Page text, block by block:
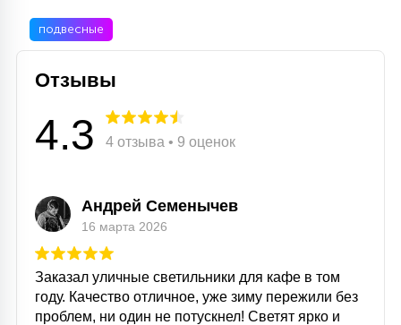
подвесные
Отзывы
4.3 4 отзыва • 9 оценок
Андрей Семенычев
16 марта 2026
Заказал уличные светильники для кафе в том
году. Качество отличное, уже зиму пережили без
проблем, ни один не потускнел! Светят ярко и